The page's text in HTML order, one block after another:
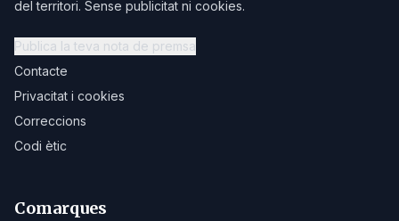
del territori. Sense publicitat ni cookies.
Publica la teva nota de premsa
Contacte
Privacitat i cookies
Correccions
Codi ètic
Comarques